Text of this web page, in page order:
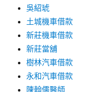
吳紹琥
土城機車借款
新莊機車借款
新莊當舖
樹林汽車借款
永和汽車借款
陳翰儒醫師